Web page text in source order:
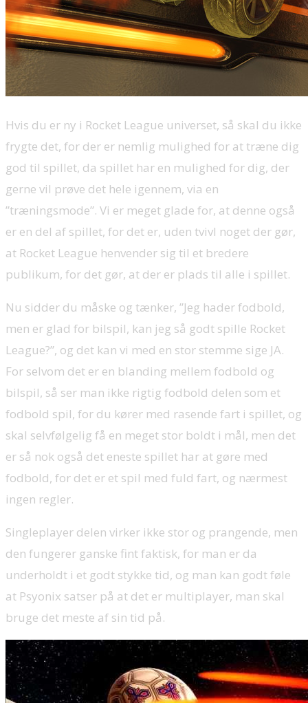
Hvis du er ny i Rocket League universet, så skal du ikke
frygte det, for der er nemlig mulighed for at træne dig
god til spillet, da spillet har en mulighed for dig, der
gerne vil prøve det hele igennem, via en
”træningsmode”. Vi er meget glade for, at denne også
er en del af spillet, for det er, uden tvivl noget der gør,
at Rocket League henvender sig til et bredere
publikum, for det gør, at der er plads til alle i spillet.
Nu sidder du måske og tænker, ”Jeg hader fodbold,
men er glad for bilspil, kan jeg så godt spille Rocket
League?”, og det kan vi med en stor stemme sige JA.
For selvom det er en blanding mellem fodbold og
bilspil, så ser man ikke rigtig fodbold delen som et
fodbold spil, for du kører med rasende fart i spillet, og
skal selvfølgelig få en meget stor boldt i mål, men det
er så nok også det eneste spillet har at gøre med
fodbold, for det er et spil med fuld fart, og nærmest
ingen regler.
Singleplayer delen virker ikke stor og prangende, men
den fungerer ganske fint faktisk, for man er da
underholdt i et godt stykke tid, og man kan godt føle
at Psyonix satser på at det er multiplayer, man skal
bruge det meste af sin tid på.